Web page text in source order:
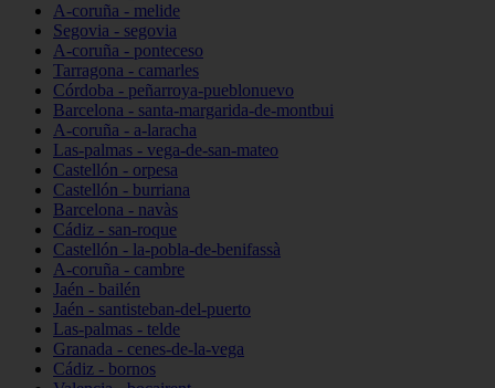
A-coruña - melide
Segovia - segovia
A-coruña - ponteceso
Tarragona - camarles
Córdoba - peñarroya-pueblonuevo
Barcelona - santa-margarida-de-montbui
A-coruña - a-laracha
Las-palmas - vega-de-san-mateo
Castellón - orpesa
Castellón - burriana
Barcelona - navàs
Cádiz - san-roque
Castellón - la-pobla-de-benifassà
A-coruña - cambre
Jaén - bailén
Jaén - santisteban-del-puerto
Las-palmas - telde
Granada - cenes-de-la-vega
Cádiz - bornos